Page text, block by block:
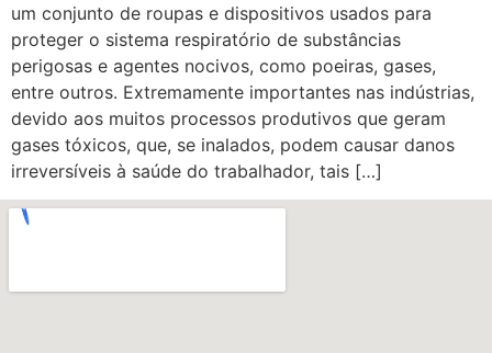
um conjunto de roupas e dispositivos usados para
proteger o sistema respiratório de substâncias
perigosas e agentes nocivos, como poeiras, gases,
entre outros. Extremamente importantes nas indústrias,
devido aos muitos processos produtivos que geram
gases tóxicos, que, se inalados, podem causar danos
irreversíveis à saúde do trabalhador, tais […]